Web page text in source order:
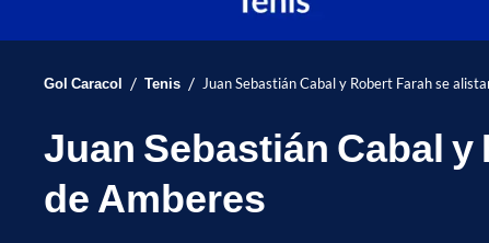
Gol Caracol / Tenis / Juan Sebastián Cabal y Robert Farah se
Juan Sebastián Cabal y
de Amberes